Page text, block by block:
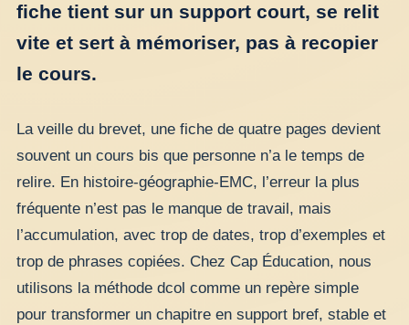
fiche tient sur un support court, se relit
vite et sert à mémoriser, pas à recopier
le cours.
La veille du brevet, une fiche de quatre pages devient
souvent un cours bis que personne n’a le temps de
relire. En histoire-géographie-EMC, l’erreur la plus
fréquente n’est pas le manque de travail, mais
l’accumulation, avec trop de dates, trop d’exemples et
trop de phrases copiées. Chez Cap Éducation, nous
utilisons la méthode dcol comme un repère simple
pour transformer un chapitre en support bref, stable et